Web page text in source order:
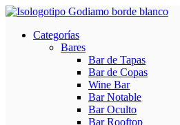
Categorías
Bares
Bar de Tapas
Bar de Copas
Wine Bar
Bar Notable
Bar Oculto
Bar Rooftop